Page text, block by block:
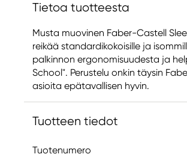
Tietoa tuotteesta
Musta muovinen Faber-Castell
reikää standardikokoisille ja
palkinnon ergonomisuudesta ja
School". Perustelu onkin täysin
asioita epätavallisen hyvin.
Tuotteen tiedot
Tuotenumero